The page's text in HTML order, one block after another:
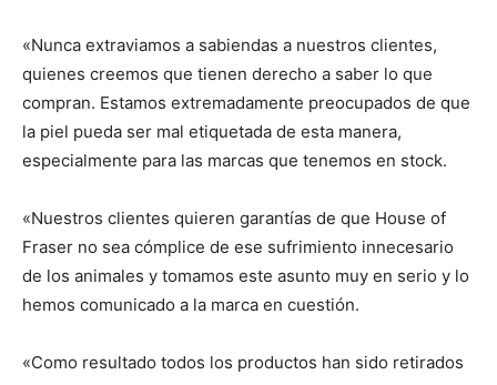
«Nunca extraviamos a sabiendas a nuestros clientes,
quienes creemos que tienen derecho a saber lo que
compran. Estamos extremadamente preocupados de que
la piel pueda ser mal etiquetada de esta manera,
especialmente para las marcas que tenemos en stock.
«Nuestros clientes quieren garantías de que House of
Fraser no sea cómplice de ese sufrimiento innecesario
de los animales y tomamos este asunto muy en serio y lo
hemos comunicado a la marca en cuestión.
«Como resultado todos los productos han sido retirados